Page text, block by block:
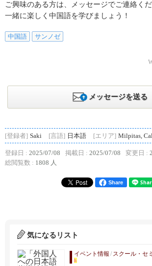
ご興味のある方は、メッセージでご連絡くだ
一緒に楽しく中国語を学びましょう！
中国語 サンノゼ
メッセージを送る
[登録者] Saki [言語] 日本語 [エリア] Milpitas,
登録日 : 2025/07/08 掲載日 : 2025/07/08 変更日 :
総閲覧数 : 1808 人
Share
気になるリスト
イベント情報 / スクール・セ
h